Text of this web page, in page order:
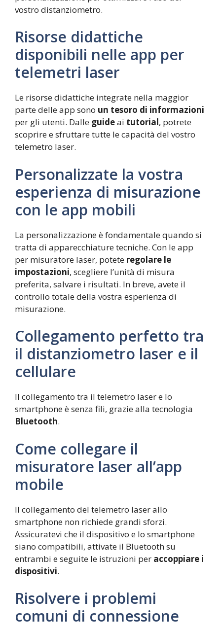
vostro distanziometro.
Risorse didattiche
disponibili nelle app per
telemetri laser
Le risorse didattiche integrate nella maggior
parte delle app sono un tesoro di informazioni
per gli utenti. Dalle guideai tutorial, potrete
scoprire e sfruttare tutte le capacità del vostro
telemetro laser.
Personalizzate la vostra
esperienza di misurazione
con le app mobili
La personalizzazione è fondamentale quando si
tratta di apparecchiature tecniche. Con le app
per misuratore laser, potete regolare le
impostazioni, scegliere l’unità di misura
preferita, salvare i risultati. In breve, avete il
controllo totale della vostra esperienza di
misurazione.
Collegamento perfetto tra
il distanziometro laser e il
cellulare
Il collegamento tra il telemetro laser e lo
smartphone è senza fili, grazie alla tecnologia
Bluetooth.
Come collegare il
misuratore laser all’app
mobile
Il collegamento del telemetro laser allo
smartphone non richiede grandi sforzi.
Assicuratevi che il dispositivo e lo smartphone
siano compatibili, attivate il Bluetooth su
entrambi e seguite le istruzioni per accoppiare i
dispositivi.
Risolvere i problemi
comuni di connessione